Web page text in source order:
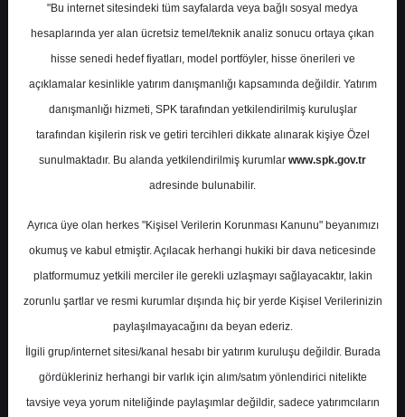
PETKM- PETKİM PETROKİMYA
HOLDİNG A.Ş.
Hedef Fiyat 30.00 ₺
Getiri
%61.99
0
Get.
4
Perşembe, 30 Kasım 2023
"Bu internet sitesindeki tüm sayfalarda veya bağlı sosyal medya
hesaplarında yer alan ücretsiz temel/teknik analiz sonucu ortaya çıkan
hisse senedi hedef fiyatları, model portföyler, hisse önerileri ve
açıklamalar kesinlikle yatırım danışmanlığı kapsamında değildir. Yatırım
danışmanlığı hizmeti, SPK tarafından yetkilendirilmiş kuruluşlar
tarafından kişilerin risk ve getiri tercihleri dikkate alınarak kişiye Özel
sunulmaktadır. Bu alanda yetkilendirilmiş kurumlar www.spk.gov.tr
adresinde bulunabilir.
Ayrıca üye olan herkes "Kişisel Verilerin Korunması Kanunu" beyanımızı
okumuş ve kabul etmiştir. Açılacak herhangi hukiki bir dava neticesinde
platformumuz yetkili merciler ile gerekli uzlaşmayı sağlayacaktır, lakin
zorunlu şartlar ve resmi kurumlar dışında hiç bir yerde Kişisel Verilerinizin
paylaşılmayacağını da beyan ederiz.
İlgili grup/internet sitesi/kanal hesabı bir yatırım kuruluşu değildir. Burada
gördükleriniz herhangi bir varlık için alım/satım yönlendirici nitelikte
tavsiye veya yorum niteliğinde paylaşımlar değildir, sadece yatırımcıların